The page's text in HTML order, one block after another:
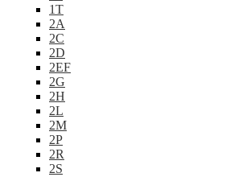
1T
2A
2C
2D
2EF
2G
2H
2L
2M
2P
2R
2S